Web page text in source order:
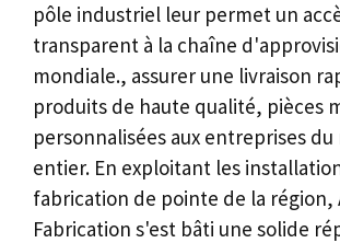
pôle industriel leur permet un
transparent à la chaîne
mondiale., assurer une livraison
produits de haute qualité, pièces
personnalisées aux entreprises
entier. En exploitant les
fabrication de pointe de la région,
Fabrication s'est bâti une solide